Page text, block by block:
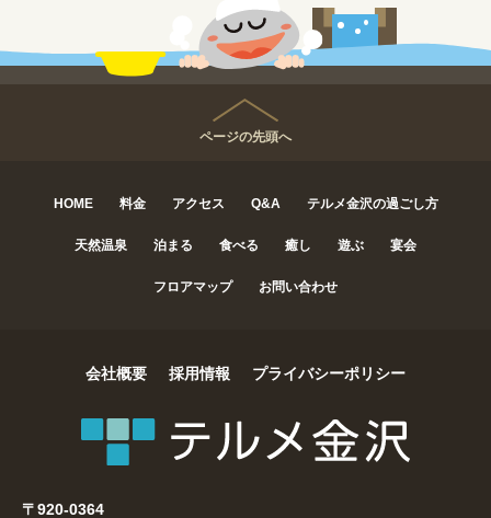
ページの先頭へ
HOME 料金 アクセス Q&A テルメ金沢の過ごし方
天然温泉 泊まる 食べる 癒し 遊ぶ 宴会
フロアマップ お問い合わせ
会社概要 採用情報 プライバシーポリシー
〒920-0364